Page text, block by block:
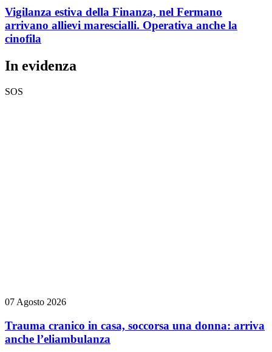
Vigilanza estiva della Finanza, nel Fermano
arrivano allievi marescialli. Operativa anche la
cinofila
In evidenza
SOS
07 Agosto 2026
Trauma cranico in casa, soccorsa una donna: arriva
anche l’eliambulanza